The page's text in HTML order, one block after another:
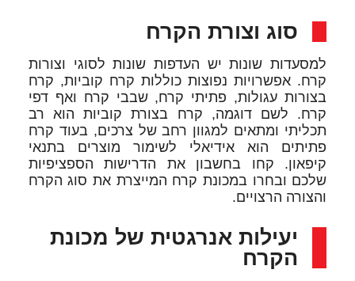
סוג וצורת הקרח
למסעדות שונות יש העדפות שונות לסוגי וצורות
קרח. אפשרויות נפוצות כוללות קרח קוביות, קרח
בצורות עגולות, פתיתי קרח, שבבי קרח ואף דפי
קרח. לשם דוגמה, קרח בצורת קוביות הוא רב
תכליתי ומתאים למגוון רחב של צרכים, בעוד קרח
פתיתים הוא אידיאלי לשימור מוצרים בתנאי
קיפאון. קחו בחשבון את הדרישות הספציפיות
שלכם ובחרו במכונת קרח המייצרת את סוג הקרח
והצורה הרצויים.
יעילות אנרגטית של מכונת
הקרח